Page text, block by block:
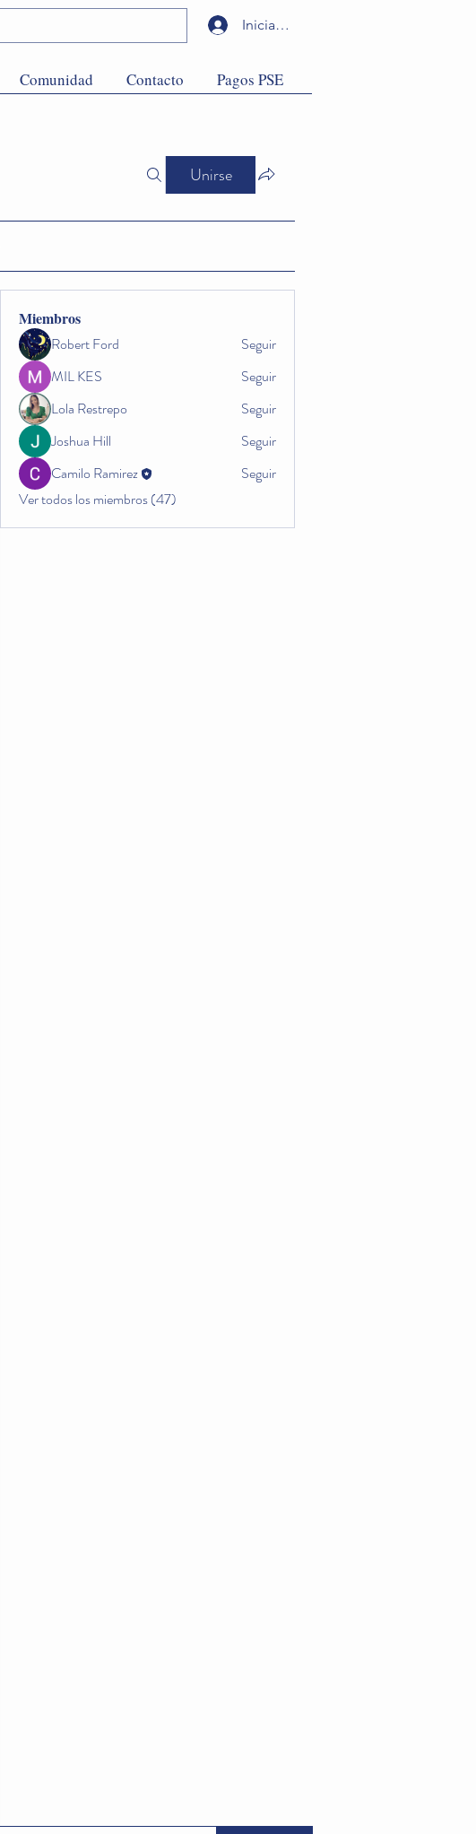
Comunidad Contacto Pagos PSE
Iniciar sesión
Unirse
Miembros
Robert Ford
Seguir
MIL KES
Seguir
Lola Restrepo
Seguir
Joshua Hill
Seguir
Camilo Ramirez
Seguir
Ver todos los miembros (47)